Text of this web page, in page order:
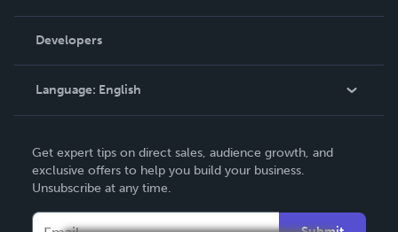
Podcast
Order Lookup
Knowledge Base
Contact Support
Developers
Language: English
Deutsch
Français
Get expert tips on direct sales, audience growth, and
exclusive offers to help you build your business.
Unsubscribe at any time.